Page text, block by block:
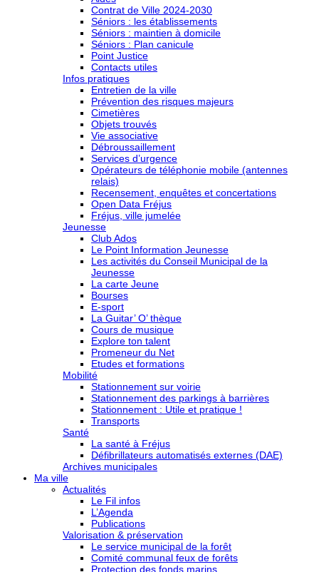
Contrat de Ville 2024-2030
Séniors : les établissements
Séniors : maintien à domicile
Séniors : Plan canicule
Point Justice
Contacts utiles
Infos pratiques
Entretien de la ville
Prévention des risques majeurs
Cimetières
Objets trouvés
Vie associative
Débroussaillement
Services d’urgence
Opérateurs de téléphonie mobile (antennes
relais)
Recensement, enquêtes et concertations
Open Data Fréjus
Fréjus, ville jumelée
Jeunesse
Club Ados
Le Point Information Jeunesse
Les activités du Conseil Municipal de la
Jeunesse
La carte Jeune
Bourses
E-sport
La Guitar’ O’ thèque
Cours de musique
Explore ton talent
Promeneur du Net
Etudes et formations
Mobilité
Stationnement sur voirie
Stationnement des parkings à barrières
Stationnement : Utile et pratique !
Transports
Santé
La santé à Fréjus
Défibrillateurs automatisés externes (DAE)
Archives municipales
Ma ville
Actualités
Le Fil infos
L’Agenda
Publications
Valorisation & préservation
Le service municipal de la forêt
Comité communal feux de forêts
Protection des fonds marins